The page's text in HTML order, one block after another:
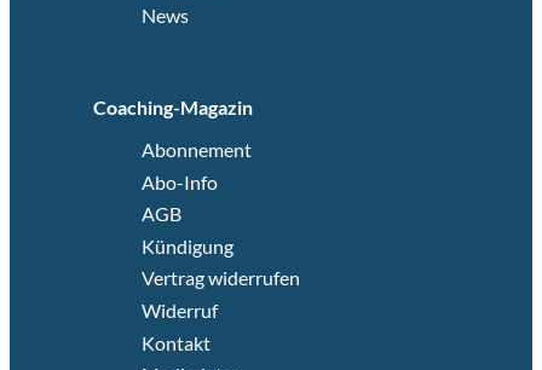
News
Coaching-Magazin
Abonnement
Abo-Info
AGB
Kündigung
Vertrag widerrufen
Widerruf
Kontakt